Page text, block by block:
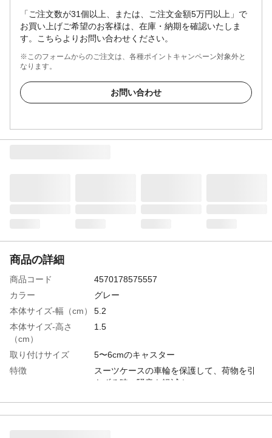
「ご注文数が31個以上、または、ご注文金額5万円以上」で
お買い上げご希望のお客様は、在庫・納期を確認いたしま
す。こちらよりお問い合わせください。
※このフォームからのご注文は、各種ポイントキャンペーン対象外と
なります。
お問い合わせ
商品の詳細
商品コード
4570178575557
カラー
グレー
本体サイズ-幅（cm）
5.2
本体サイズ-高さ
（cm）
1.5
取り付けサイズ
5〜6cmのキャスター
特徴
スーツケースの車輪を保護して、荷物を引
きずる時の騒音を軽減！